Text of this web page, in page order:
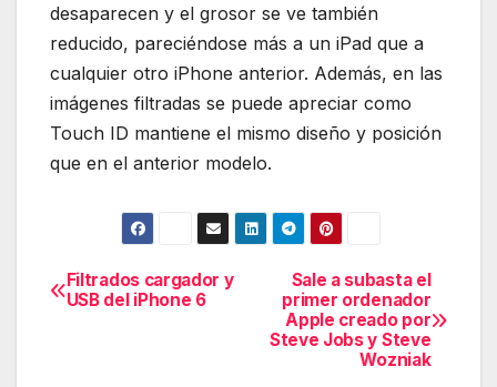
desaparecen y el grosor se ve también
reducido, pareciéndose más a un iPad que a
cualquier otro iPhone anterior. Además, en las
imágenes filtradas se puede apreciar como
Touch ID mantiene el mismo diseño y posición
que en el anterior modelo.
Navegación
Sale a subasta el
primer ordenador
Apple creado por
Steve Jobs y Steve
Wozniak
Filtrados cargador y
USB del iPhone 6